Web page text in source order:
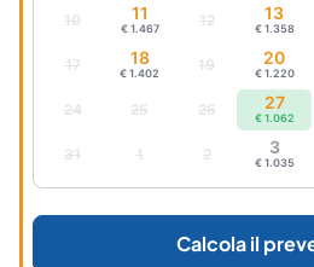
10 11
€ 1.467 12 13
€ 1.358
17 18
€ 1.402 19 20
€ 1.220
24 25 26 27
€ 1.062
31 1 2 3
€ 1.035
Calcola il